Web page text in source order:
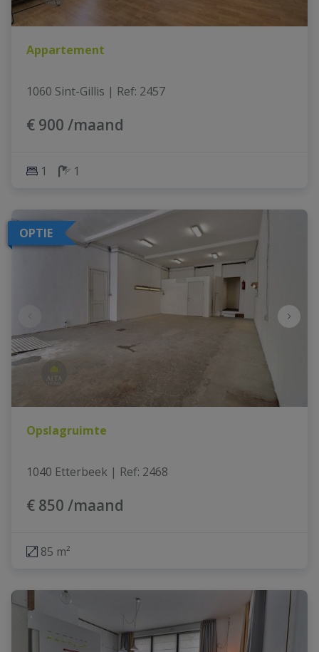
Appartement
1060 Sint-Gillis | Ref: 2457
€ 900 /maand
1 1
OPTIE
Opslagruimte
1040 Etterbeek | Ref: 2468
€ 850 /maand
85 m²